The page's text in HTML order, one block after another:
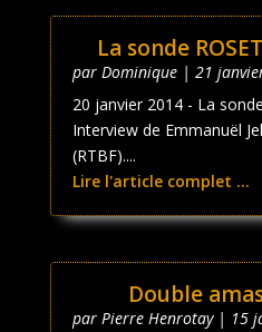
La sonde
par Dominique| 21
20 janvier 2014 - La
Interview de Emmanuël
(RTBF)....
Lire l'article complet ...
Double
par Pierre Henrotay| 15